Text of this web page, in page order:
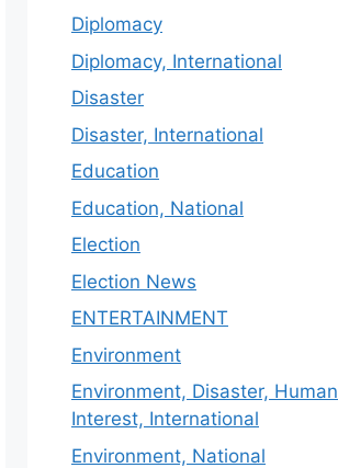
Diplomacy
Diplomacy, International
Disaster
Disaster, International
Education
Education, National
Election
Election News
ENTERTAINMENT
Environment
Environment, Disaster, Human
Interest, International
Environment, National